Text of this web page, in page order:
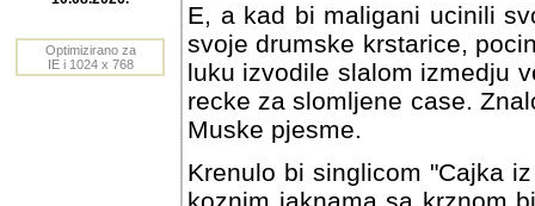
E, a kad bi maligani ucinili
svoje drumske krstarice,
luku izvodile slalom izmedju
recke za slomljene case.
Muske pjesme.
Krenulo bi singlicom "Cajka